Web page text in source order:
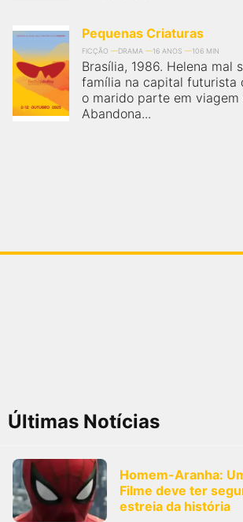
Pequenas Criaturas
FICÇÃO DRAMA 16 ANOS 106 MIN
Brasília, 1986. Helena mal
família na capital futurista
o marido parte em viagem
Abandona...
Últimas Notícias
Homem-Aranha:
Filme deve ter
estreia da história